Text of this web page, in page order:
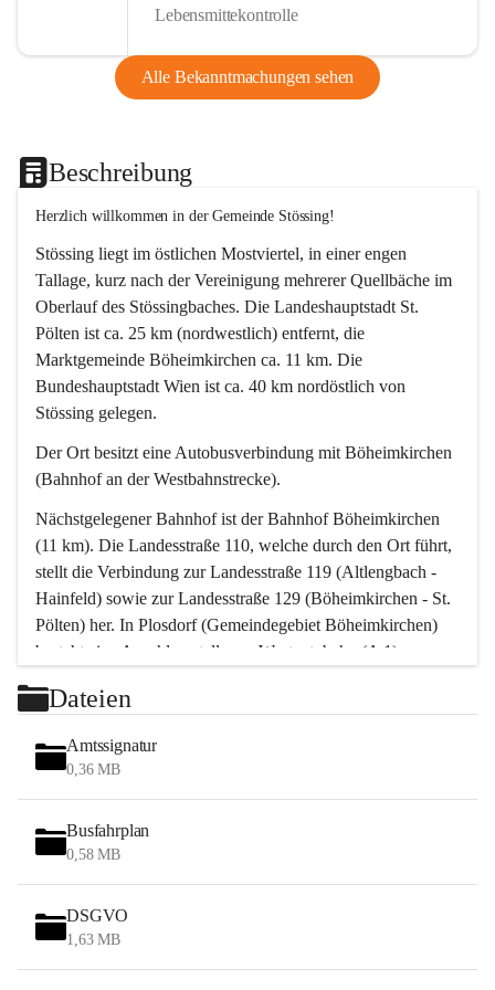
Lebensmittekontrolle
Alle Bekanntmachungen sehen
Beschreibung
Herzlich willkommen in der Gemeinde Stössing!
Stössing liegt im östlichen Mostviertel, in einer engen
Tallage, kurz nach der Vereinigung mehrerer Quellbäche im
Oberlauf des Stössingbaches. Die Landeshauptstadt St.
Pölten ist ca. 25 km (nordwestlich) entfernt, die
Marktgemeinde Böheimkirchen ca. 11 km. Die
Bundeshauptstadt Wien ist ca. 40 km nordöstlich von
Stössing gelegen.
Der Ort besitzt eine Autobusverbindung mit Böheimkirchen
(Bahnhof an der Westbahnstrecke).
Nächstgelegener Bahnhof ist der Bahnhof Böheimkirchen
(11 km). Die Landesstraße 110, welche durch den Ort führt,
stellt die Verbindung zur Landesstraße 119 (Altlengbach -
Hainfeld) sowie zur Landesstraße 129 (Böheimkirchen - St.
Pölten) her. In Plosdorf (Gemeindegebiet Böheimkirchen)
besteht eine Anschlussstelle zur Westautobahn (A 1).
Wien erreicht man in ca. 45 Minuten.
Stössing zählt noch zum Naherholungsraum Wien sowie
zum Naherholungsraum St. Pölten. Viele Bauernhöfe hatten
„ihre Wiener“. Seit 1960 bauten viele Wiener
Wochenendhäuser im Gemeindegebiet. Wegen des
waldreichen Jagdgebietes haben viele Jagdpächter ihre
Das Wandern ist aus touristischer Sicht die bedeutendste
Tätigkeit. Das hügelige Gebiet mit Wanderwegen durch
Wiesen, Wälder und Obstkulturen lädt dazu ein. Gefördert
Dateien
Amtssignatur
0,36 MB
Busfahrplan
0,58 MB
DSGVO
1,63 MB